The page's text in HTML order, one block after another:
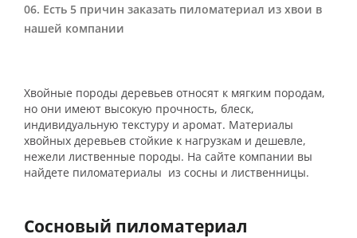
Есть 5 причин заказать пиломатериал из хвои в
нашей компании
Хвойные породы деревьев относят к мягким породам,
но они имеют высокую прочность, блеск,
индивидуальную текстуру и аромат. Материалы
хвойных деревьев стойкие к нагрузкам и дешевле,
нежели лиственные породы. На сайте компании вы
найдете пиломатериалы из сосны и лиственницы.
Сосновый пиломатериал